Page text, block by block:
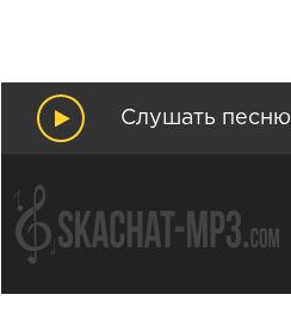
Слушать песню